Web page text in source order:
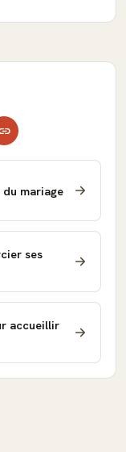
mariage
ses
accueillir